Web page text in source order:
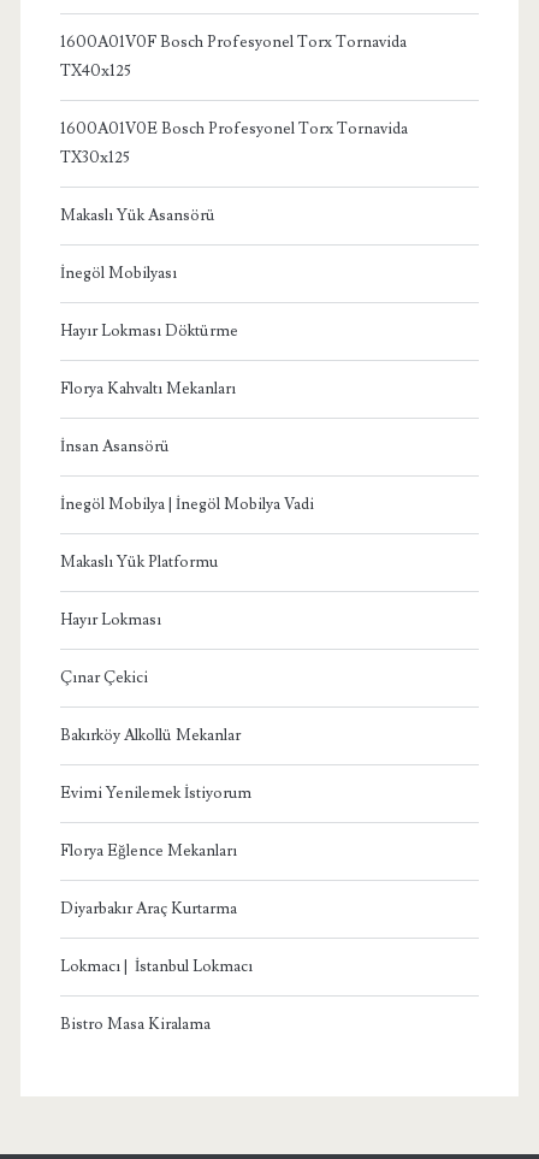
1600A01V0F Bosch Profesyonel Torx Tornavida
TX40x125
1600A01V0E Bosch Profesyonel Torx Tornavida
TX30x125
Makaslı Yük Asansörü
İnegöl Mobilyası
Hayır Lokması Döktürme
Florya Kahvaltı Mekanları
İnsan Asansörü
İnegöl Mobilya | İnegöl Mobilya Vadi
Makaslı Yük Platformu
Hayır Lokması
Çınar Çekici
Bakırköy Alkollü Mekanlar
Evimi Yenilemek İstiyorum
Florya Eğlence Mekanları
Diyarbakır Araç Kurtarma
Lokmacı | İstanbul Lokmacı
Bistro Masa Kiralama